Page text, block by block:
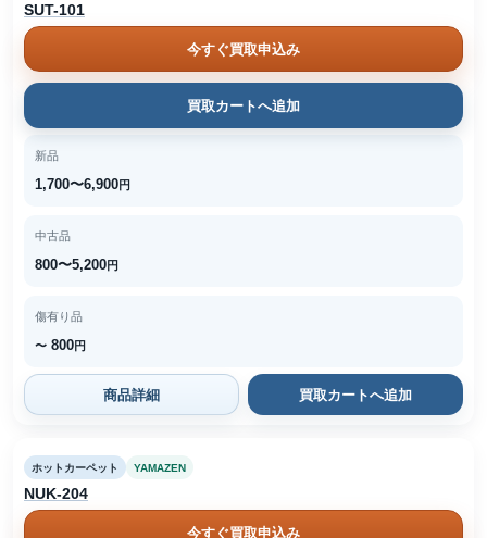
SUT-101
今すぐ買取申込み
買取カートへ追加
新品
1,700〜6,900円
中古品
800〜5,200円
傷有り品
〜 800円
商品詳細 買取カートへ追加
ホットカーペット YAMAZEN
NUK-204
今すぐ買取申込み